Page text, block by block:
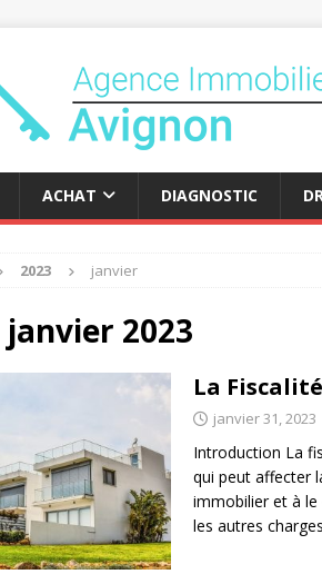
ACHAT DIAGNOSTIC
2023 janvier
janvier 2023
La
janvier 31, 2023
Introduction La
qui peut affecter
immobilier et à
les autres